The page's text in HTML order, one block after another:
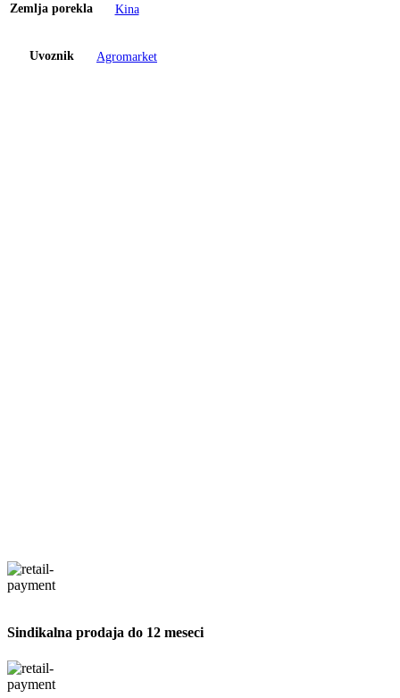
Zemlja porekla Kina
Uvoznik Agromarket
Sindikalna prodaja do 12 meseci